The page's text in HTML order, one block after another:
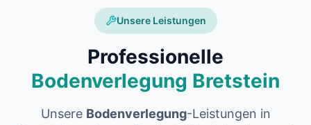
Unsere Leistungen
Professionelle
Bodenverlegung Bretstein
Unsere Bodenverlegung-Leistungen in